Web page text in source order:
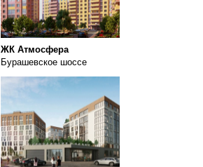
ЖК Атмосфера
Бурашевское шоссе